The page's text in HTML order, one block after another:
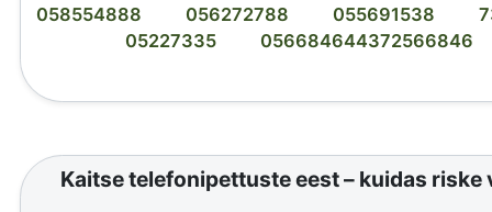
058554888
056272788 055691538
05227335
056684644372566846
Kaitse telefonipettuste eest – kuidas riske